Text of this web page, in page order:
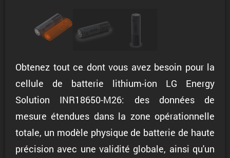
Obtenez tout ce dont vous avez besoin pour la
cellule de batterie lithium-ion LG Energy
Solution INR18650-M26: des données de
mesure étendues dans la zone opérationnelle
totale, un modèle physique de batterie de haute
précision avec une validité globale, ainsi qu'un